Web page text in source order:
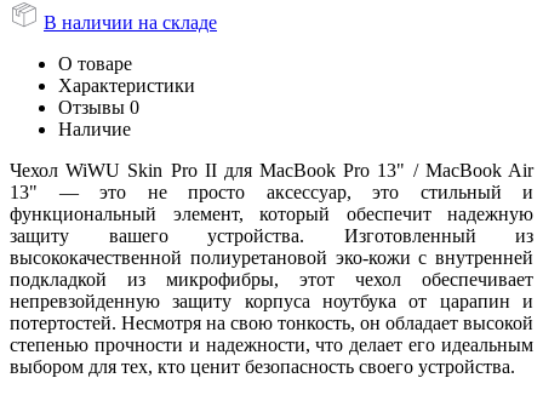
В наличии на складе
О товаре
Характеристики
Отзывы 0
Наличие
Чехол WiWU Skin Pro II для MacBook Pro 13" / MacBook Air
13" — это не просто аксессуар, это стильный и
функциональный элемент, который обеспечит надежную
защиту вашего устройства. Изготовленный из
высококачественной полиуретановой эко-кожи с внутренней
подкладкой из микрофибры, этот чехол обеспечивает
непревзойденную защиту корпуса ноутбука от царапин и
потертостей. Несмотря на свою тонкость, он обладает высокой
степенью прочности и надежности, что делает его идеальным
выбором для тех, кто ценит безопасность своего устройства.